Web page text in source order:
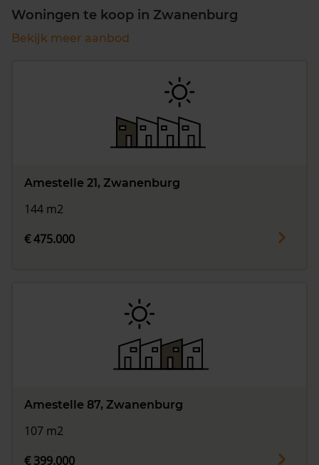
Woningen te koop in Zwanenburg
Bekijk meer aanbod
Amestelle 21, Zwanenburg
144 m2
€ 475.000
Amestelle 87, Zwanenburg
107 m2
€ 399.000